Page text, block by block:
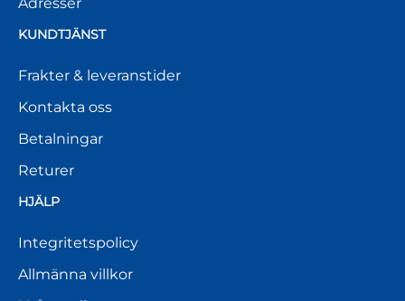
KUNDTJÄNST
Frakter & leveranstider
Kontakta oss
Betalningar
Returer
HJÄLP
Integritetspolicy
Allmänna villkor